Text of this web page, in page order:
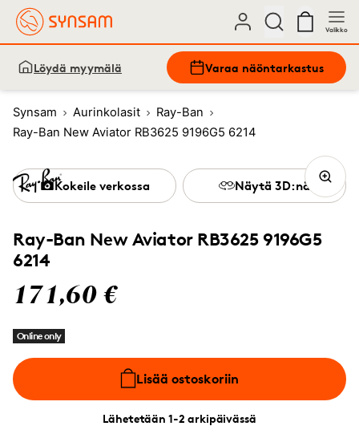
Valikko
Löydä myymälä Varaa näöntarkastus
Synsam Aurinkolasit
Ray-Ban
Ray-Ban New Aviator RB3625 9196G5 6214
Ray-Ban New Aviator RB3625 9196G5
6214
171,60 €
Online only
Lisää ostoskoriin
Lähetetään 1-2 arkipäivässä
Kokeile verkossa Näytä 3D:nä